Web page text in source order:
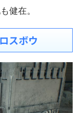
健在。
スボウ